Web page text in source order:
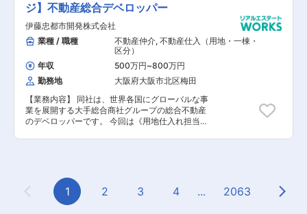
ジ】不動産総合デベロッパー
伊藤忠都市開発株式会社
業種 / 職種
不動産仲介, 不動産仕入（用地・一棟・
区分）
年収
500万円~800万円
勤務地
大阪府大阪市北区梅田
【業務内容】 同社は、世界各国にグローバルな事
業を展開する大手総合商社グループの総合不動産
のデベロッパーです。 今回は《用地仕入れ担当》
【具体的な業務内容】 ■用地情報のソーシング ■
物件調査およびマーケティング ■事業収支計画の
作成 ■地権者との売買 【担当者コメント】 同社
Previous Page
1 2 3 4 ... 2063